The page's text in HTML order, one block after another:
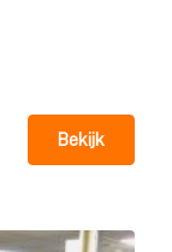
Bekijk